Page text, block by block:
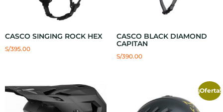
CASCO SINGING ROCK HEX
S/395.00
CASCO BLACK DIAMOND
CAPITAN
S/390.00
¡Oferta!